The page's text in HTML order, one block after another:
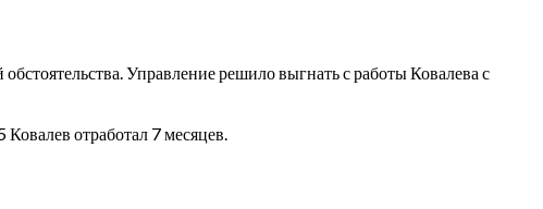
Управление решило выгнать с работы Ковалева с
отработал 7 месяцев.